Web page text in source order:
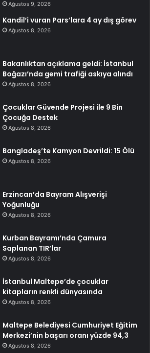
Ağustos 9, 2026
Kandil’i vuran Pars’lara 4 ay dış görev
Ağustos 8, 2026
Bakanlıktan açıklama geldi: İstanbul
Boğazı’nda gemi trafiği askıya alındı
Ağustos 8, 2026
Çocuklar Güvende Projesi ile 9 Bin
Çocuğa Destek
Ağustos 8, 2026
Bangladeş’te Kamyon Devrildi: 15 Ölü
Ağustos 8, 2026
Erzincan’da Bayram Alışverişi
Yoğunluğu
Ağustos 8, 2026
Kurban Bayramı’nda Çamura
Saplanan TIR’lar
Ağustos 8, 2026
İstanbul Maltepe’de çocuklar
kitapların renkli dünyasında
Ağustos 8, 2026
Maltepe Belediyesi Cumhuriyet Eğitim
Merkezi’nin başarı oranı yüzde 94,3
Ağustos 8, 2026